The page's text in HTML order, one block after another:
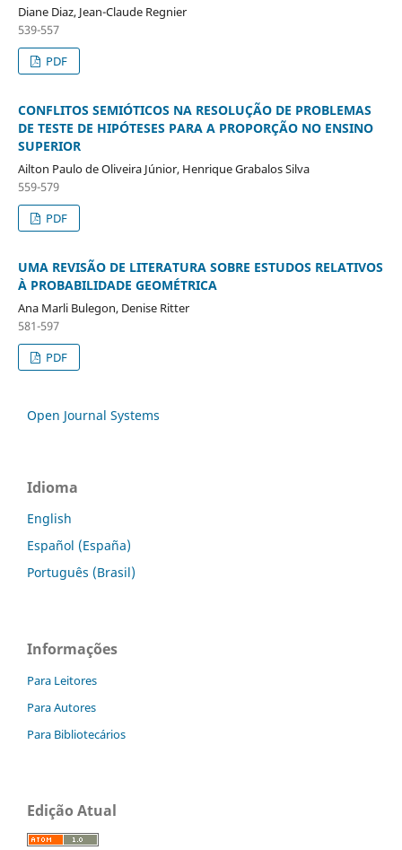
Diane Diaz, Jean-Claude Regnier
539-557
PDF
CONFLITOS SEMIÓTICOS NA RESOLUÇÃO DE PROBLEMAS
DE TESTE DE HIPÓTESES PARA A PROPORÇÃO NO ENSINO
SUPERIOR
Ailton Paulo de Oliveira Júnior, Henrique Grabalos Silva
559-579
PDF
UMA REVISÃO DE LITERATURA SOBRE ESTUDOS RELATIVOS
À PROBABILIDADE GEOMÉTRICA
Ana Marli Bulegon, Denise Ritter
581-597
PDF
Open Journal Systems
Idioma
English
Español (España)
Português (Brasil)
Informações
Para Leitores
Para Autores
Para Bibliotecários
Edição Atual